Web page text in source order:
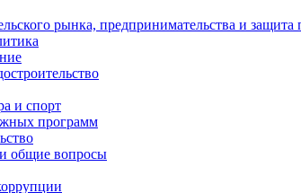
рынка, предпринимательства и защита
и спорт
программ
общие вопросы